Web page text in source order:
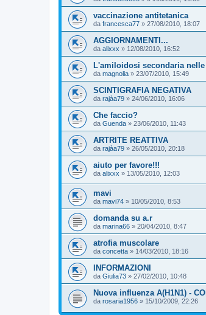
vaccinazione antitetanica
da francesca77 » 27/08/2010, 18:07
AGGIORNAMENTI...
da alixxx » 12/08/2010, 16:52
L'amiloidosi secondaria
da magnolia » 23/07/2010, 15:49
SCINTIGRAFIA NEGATIVA
da rajàa79 » 24/06/2010, 16:06
Che faccio?
da Guenda » 23/06/2010, 11:43
ARTRITE REATTIVA
da rajàa79 » 26/05/2010, 20:18
aiuto per favore!!!
da alixxx » 13/05/2010, 12:03
mavi
da mavi74 » 10/05/2010, 8:53
domanda su a.r
da marina66 » 20/04/2010, 8:47
atrofia muscolare
da concetta » 14/03/2010, 18:16
INFORMAZIONI
da Giulia73 » 27/02/2010, 10:48
Nuova influenza A(H1N1) -
da rosaria1956 » 15/10/2009, 22:26